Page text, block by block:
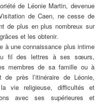
de Léonie Martin, devenue
de Caen, ne cesse de
de plus en plus nombreux sur
et les obtenir.
à une connaissance plus intime
fil des lettres à ses sœurs,
membres de sa famille ou à
près l’itinéraire de Léonie,
vie religieuse, difficultés et
avec ses supérieures et